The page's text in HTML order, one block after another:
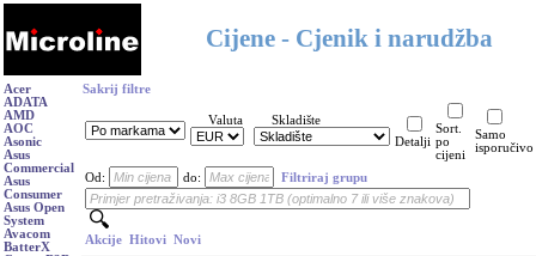
Cijene - Cjenik i narudžba
Acer
ADATA
AMD
AOC
Asonic
Asus
Commercial
Asus
Consumer
Asus Open
System
Avacom
BatterX
Sakrij filtre
Valuta
Skladište
Detalji
Sort.
po
cijeni
Samo
isporučivo
Od: do: Filtriraj grupu
Akcije Hitovi Novi